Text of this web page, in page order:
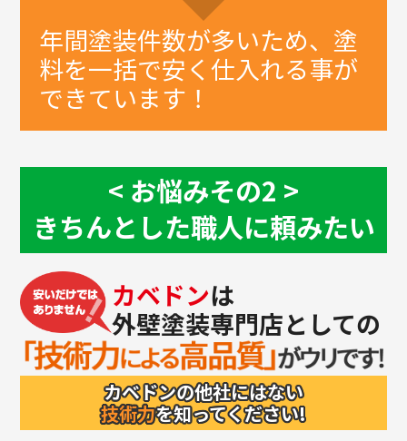
年間塗装件数が多いため、塗
料を一括で安く仕入れる事が
できています！
お悩みその2
きちんとした職人に頼みたい
カベドンは
外壁塗装専門店としての
カベドンの他社にはない
技術力を知ってください!